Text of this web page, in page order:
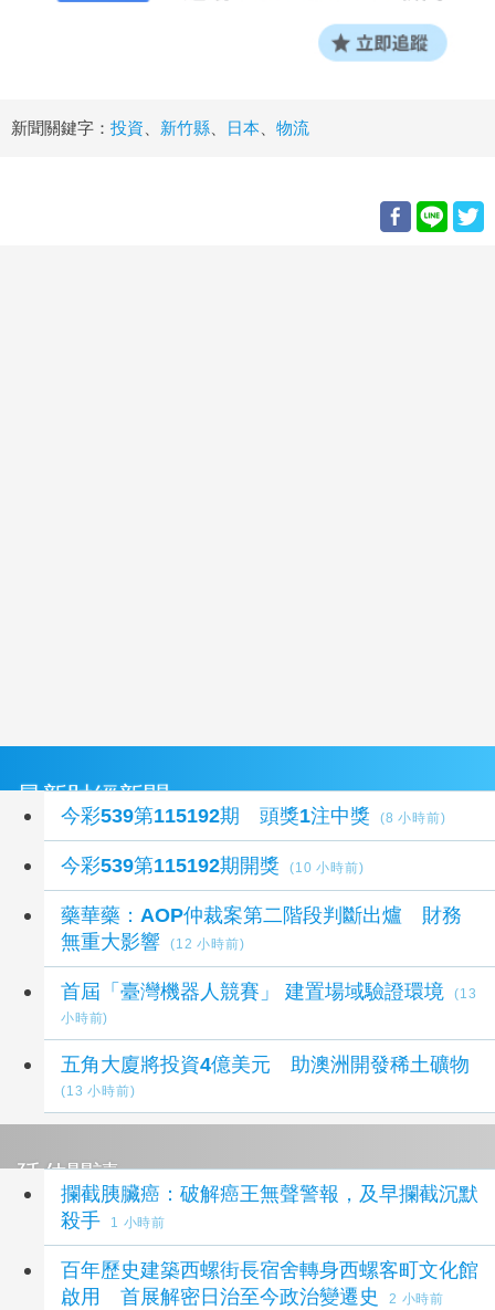
新聞關鍵字： 投資 新竹縣 日本 物流
最新財經新聞
今彩539第115192期 頭獎1注中獎 (8 小時前)
今彩539第115192期開獎 (10 小時前)
藥華藥：AOP仲裁案第二階段判斷出爐 財務
無重大影響
(12 小時前)
首屆「臺灣機器人競賽」 建置場域驗證環境
(13
小時前)
五角大廈將投資4億美元 助澳洲開發稀土礦物
(13 小時前)
延伸閱讀
攔截胰臟癌：破解癌王無聲警報，及早攔截沉默
殺手
1 小時前
百年歷史建築西螺街長宿舍轉身西螺客町文化館
啟用 首展解密日治至今政治變遷史
2 小時前